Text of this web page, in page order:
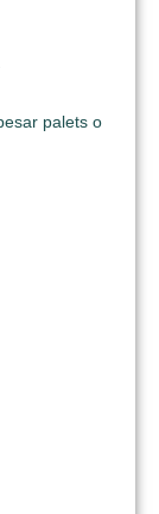
palets o